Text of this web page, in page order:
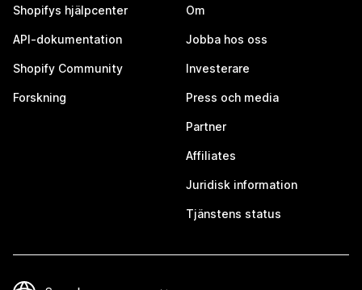
Shopifys hjälpcenter
API-dokumentation
Shopify Community
Forskning
Om
Jobba hos oss
Investerare
Press och media
Partner
Affiliates
Juridisk information
Tjänstens status